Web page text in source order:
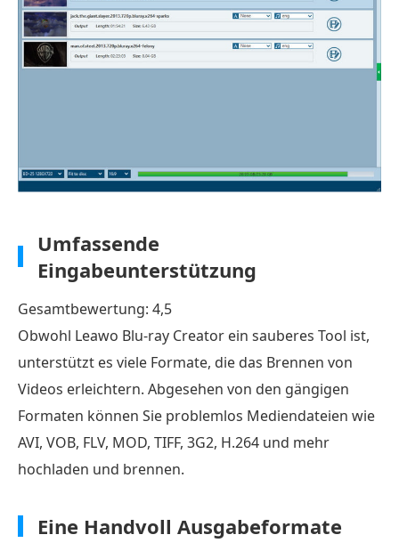
Umfassende
Eingabeunterstützung
Gesamtbewertung: 4,5
Obwohl Leawo Blu-ray Creator ein sauberes Tool ist,
unterstützt es viele Formate, die das Brennen von
Videos erleichtern. Abgesehen von den gängigen
Formaten können Sie problemlos Mediendateien wie
AVI, VOB, FLV, MOD, TIFF, 3G2, H.264 und mehr
hochladen und brennen.
Eine Handvoll Ausgabeformate